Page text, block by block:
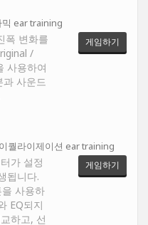
ear training
폭 변화를
/
사용하여
사운드
게임하기
퀄라이제이션 ear training
가 설정
됩니다.
사용하
EQ되지
하고, 선
게임하기